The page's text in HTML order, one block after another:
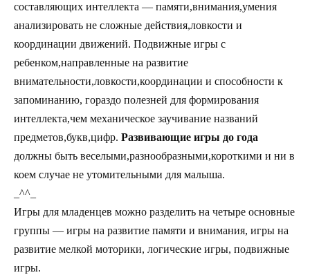
составляющих интеллекта — памяти,внимания,умения
анализировать не сложные действия,ловкости и
координации движений. Подвижные игры с
ребенком,направленные на развитие
внимательности,ловкости,координации и способности к
запоминанию, гораздо полезней для формирования
интеллекта,чем механическое заучивание названий
предметов,букв,цифр. Развивающие игры до года
должны быть веселыми,разнообразными,короткими и ни в
коем случае не утомительными для малыша.
_^^_
Игры для младенцев можно разделить на четыре основные
группы — игры на развитие памяти и внимания, игры на
развитие мелкой моторики, логические игры, подвижные
игры.